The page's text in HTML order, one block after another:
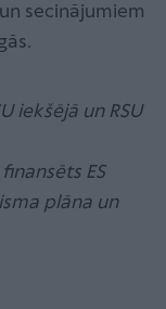
secinājumiem
iekšējā un RSU
ES
plāna un